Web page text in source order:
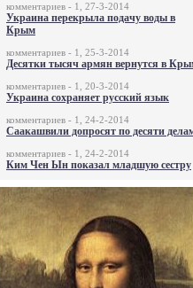
комментариев - 1, 27-3-2014
Украина перекрыла подачу воды в
Крым
комментариев - 1, 25-3-2014
Десятки тысяч армян вернутся в
комментариев - 1, 20-3-2014
Украина сохраняет русский язык
комментариев - 1, 24-2-2014
Саакашвили допросят по десяти
комментариев - 1, 24-2-2014
Ким Чен Ын показал младшую сестру